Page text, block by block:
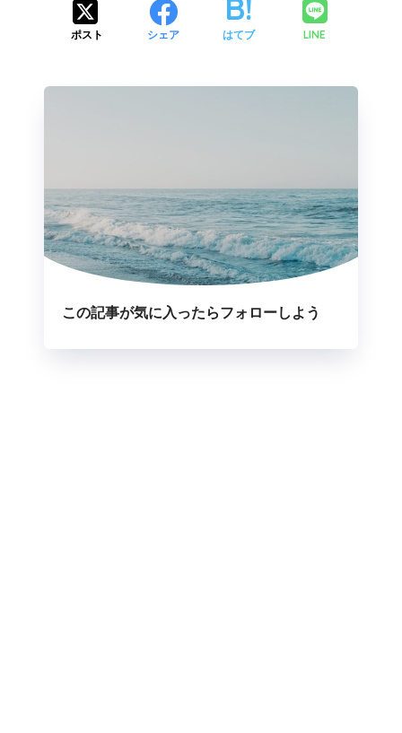
ポスト シェア はてブ LINE
この記事が気に入ったらフォローしよう